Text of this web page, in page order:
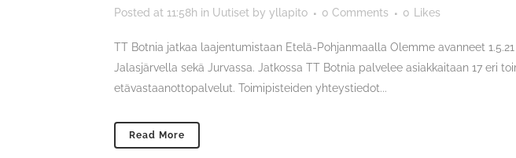
Posted at 11:58h in Uutiset by yllapito 0 Comments 0 Likes
TT Botnia jatkaa laajentumistaan Etelä-Pohjanmaalla Olemme avanneet
Jalasjärvella sekä Jurvassa. Jatkossa TT Botnia palvelee asiakkaitaan 17 eri
etävastaanottopalvelut. Toimipisteiden yhteystiedot...
Read More